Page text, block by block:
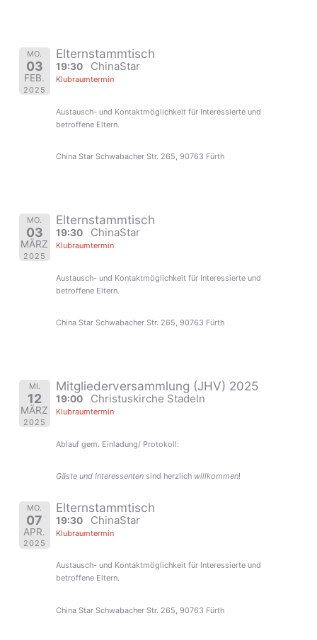
MO.
03
FEB.
2025
Elternstammtisch
19:30 ChinaStar
Klubraumtermin
Austausch- und Kontaktmöglichkeit für Interessierte und
betroffene Eltern.
China Star Schwabacher Str. 265, 90763 Fürth
MO.
03
MÄRZ
2025
Elternstammtisch
19:30 ChinaStar
Klubraumtermin
Austausch- und Kontaktmöglichkeit für Interessierte und
betroffene Eltern.
China Star Schwabacher Str. 265, 90763 Fürth
MI.
12
MÄRZ
2025
Mitgliederversammlung (JHV) 2025
19:00 Christuskirche Stadeln
Klubraumtermin
Ablauf gem. Einladung/ Protokoll:
Gäste und Interessentensind herzlich willkommen!
MO.
07
APR.
2025
Elternstammtisch
19:30 ChinaStar
Klubraumtermin
Austausch- und Kontaktmöglichkeit für Interessierte und
betroffene Eltern.
China Star Schwabacher Str. 265, 90763 Fürth